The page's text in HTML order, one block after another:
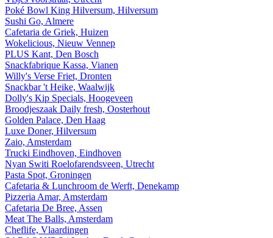
Poké Bowl King Hilversum, Hilversum
Sushi Go, Almere
Cafetaria de Griek, Huizen
Wokelicious, Nieuw Vennep
PLUS Kant, Den Bosch
Snackfabrique Kassa, Vianen
Willy's Verse Friet, Dronten
Snackbar 't Heike, Waalwijk
Dolly's Kip Specials, Hoogeveen
Broodjeszaak Daily fresh, Oosterhout
Golden Palace, Den Haag
Luxe Doner, Hilversum
Zaio, Amsterdam
Trucki Eindhoven, Eindhoven
Nyan Switi Roelofarendsveen, Utrecht
Pasta Spot, Groningen
Cafetaria & Lunchroom de Werft, Denekamp
Pizzeria Amar, Amsterdam
Cafetaria De Bree, Assen
Meat The Balls, Amsterdam
Cheflife, Vlaardingen